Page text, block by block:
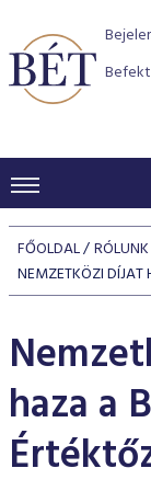
KERESKEDÉSI
INDEXEK
Vállalati
Kedvenc
Azonnali Piac
Származékos
BEFEKTETŐK
Indexek
Részvény
Hitelpapír
Szabályozás
BÉT
Alkalmazott
Elszámolás
KIBOCSÁTÓK
Részvény
program
BÉT Xtend -
TŐZSDETAGOK
Tőzsdetagok,
VENDOROK
FŐOLDAL RÓLUNK
NEMZETKÖZI DÍJAT
haza a